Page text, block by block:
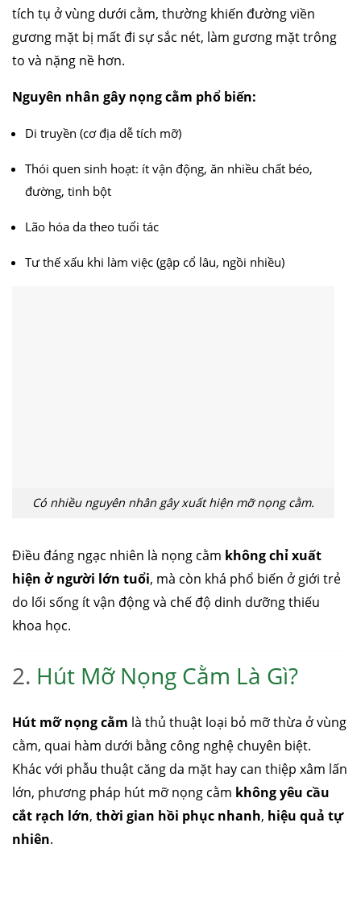
tích tụ ở vùng dưới cằm, thường khiến đường viền
gương mặt bị mất đi sự sắc nét, làm gương mặt trông
to và nặng nề hơn.
Nguyên nhân gây nọng cằm phổ biến:
Di truyền (cơ địa dễ tích mỡ)
Thói quen sinh hoạt: ít vận động, ăn nhiều chất béo,
đường, tinh bột
Lão hóa da theo tuổi tác
Tư thế xấu khi làm việc (gập cổ lâu, ngồi nhiều)
Có nhiều nguyên nhân gây xuất hiện mỡ nọng cằm.
Điều đáng ngạc nhiên là nọng cằm không chỉ xuất
hiện ở người lớn tuổi, mà còn khá phổ biến ở giới trẻ
do lối sống ít vận động và chế độ dinh dưỡng thiếu
khoa học.
2. Hút Mỡ Nọng Cằm Là Gì?
Hút mỡ nọng cằm là thủ thuật loại bỏ mỡ thừa ở vùng
cằm, quai hàm dưới bằng công nghệ chuyên biệt.
Khác với phẫu thuật căng da mặt hay can thiệp xâm lấn
lớn, phương pháp hút mỡ nọng cằm không yêu cầu
cắt rạch lớn, thời gian hồi phục nhanh, hiệu quả tự
nhiên.